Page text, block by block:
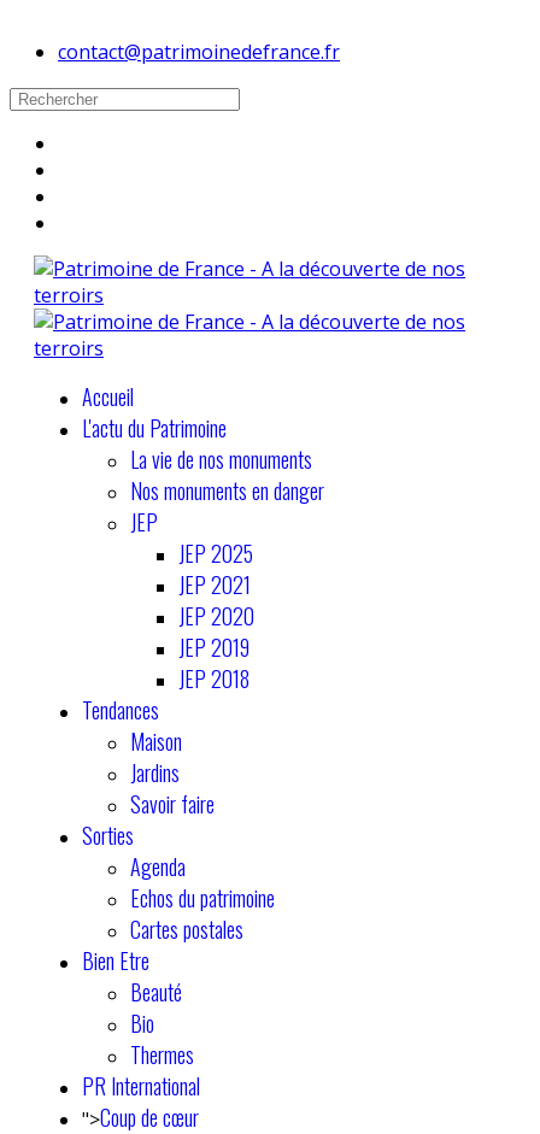
contact@patrimoinedefrance.fr
Accueil
L'actu du Patrimoine
La vie de nos monuments
Nos monuments en danger
JEP
JEP 2025
JEP 2021
JEP 2020
JEP 2019
JEP 2018
Tendances
Maison
Jardins
Savoir faire
Sorties
Agenda
Echos du patrimoine
Cartes postales
Bien Etre
Beauté
Bio
Thermes
PR International
">Coup de cœur